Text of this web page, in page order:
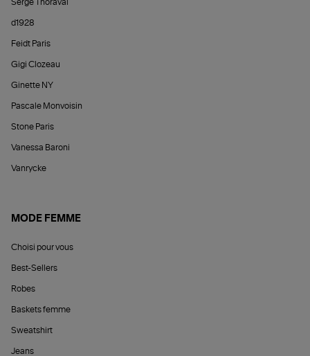
Serge Thoraval
d1928
Feidt Paris
Gigi Clozeau
Ginette NY
Pascale Monvoisin
Stone Paris
Vanessa Baroni
Vanrycke
MODE FEMME
Choisi pour vous
Best-Sellers
Robes
Baskets femme
Sweatshirt
Jeans